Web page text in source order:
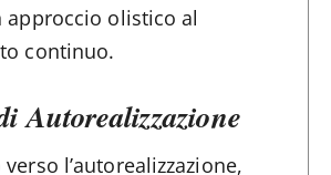
approccio olistico al
continuo.
Autorealizzazione
l’autorealizzazione,